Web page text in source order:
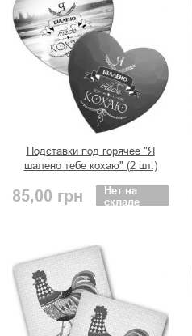
Подставки под горячее "Я
шалено тебе кохаю" (2 шт.)
85,00 грн
Нет на
складе